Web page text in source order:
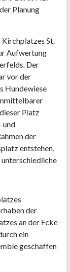
Planung
Kirchplatzes St.
Aufwertung
Der
vor der
Hundewiese
Platz
und
der
entstehen,
der
an der Ecke
ein
geschaffen